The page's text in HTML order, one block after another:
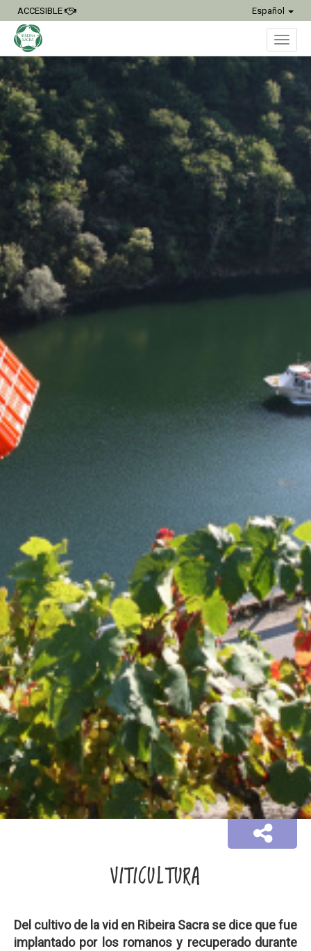
ACCESIBLE Español
VITICULTURA
Del cultivo de la vid en Ribeira Sacra se dice que fue
implantado por los romanos y recuperado durante